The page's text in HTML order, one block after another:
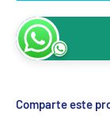
Comparte este